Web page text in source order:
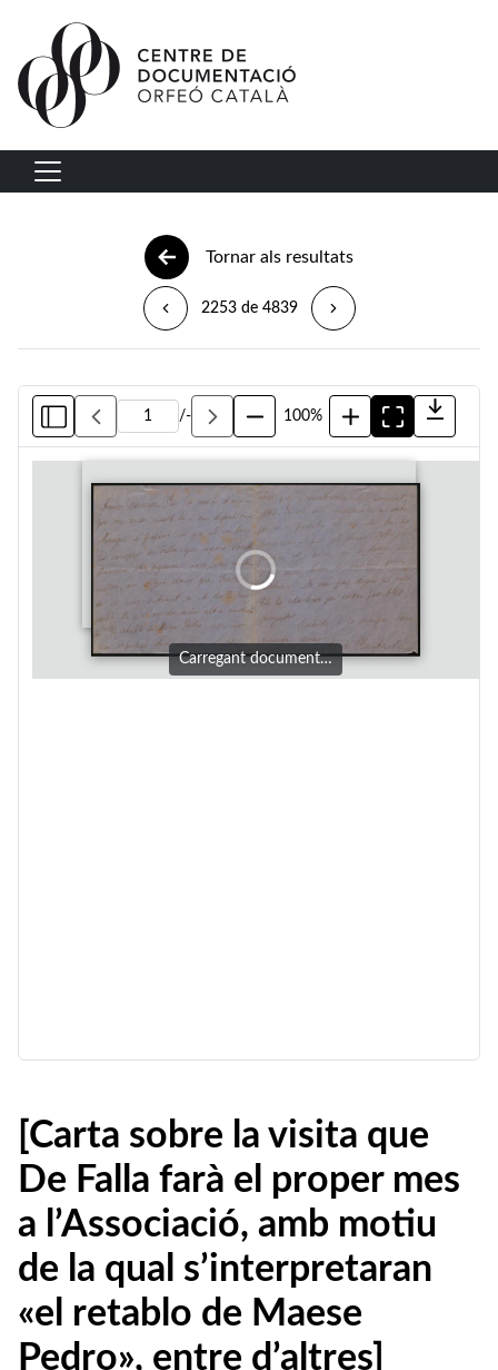
Vés al contingut
Navegació principal
Tornar als resultats
2253 de 4839
/- 100%
Carregant document…
[Carta sobre la visita que
De Falla farà el proper mes
a l’Associació, amb motiu
de la qual s’interpretaran
«el retablo de Maese
Pedro», entre d’altres]